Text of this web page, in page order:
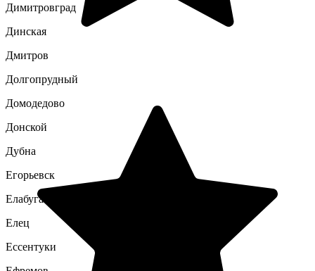
Димитровград
Динская
Дмитров
Долгопрудный
Домодедово
Донской
Дубна
Егорьевск
Елабуга
Елец
Ессентуки